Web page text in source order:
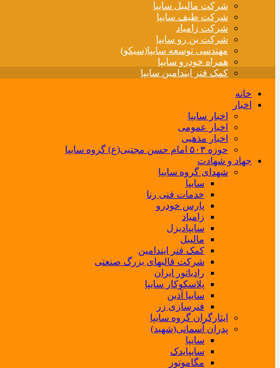
شرکت مالیبل سایپا
شرکت طیف سایپا
شرکت زامیاد
شرکت بن رو سایپا
مهندسی توسعه سایپا(سیکو)
همراه خودرو سایپا
کمک فنر ایندامین سایپا
خانه
اخبار
اخبار سایپا
اخبار عمومی
اخبار مذهبی
حوزه ۵۰۳ امام حسن مجتبی(ع) گروه سایپا
جهاد و شهادت
شهدای گروه سایپا
سایپا
خدمات فنی رنا
پارس خودرو
زامیاد
سایپادیزل
مالیبل
کمک فنر ایندامین
شرکت قالبهای بزرگ صنعتی
رادیاتور ایران
پلاسکوکار سایپا
سایپا آذین
فنرسازی زر
ایثارگران گروه سایپا
پدران آسمانی(شهید)
سایپا
سایپایدک
مگاموتور